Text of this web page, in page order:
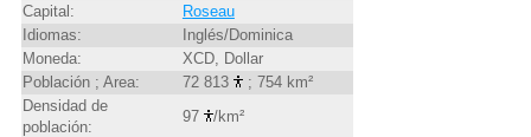
Capital:
Roseau
Idiomas:
Inglés/Dominica
Moneda:
XCD, Dollar
Población ; Area:
72 813
; 754 km²
Densidad de
población:
97
/km²